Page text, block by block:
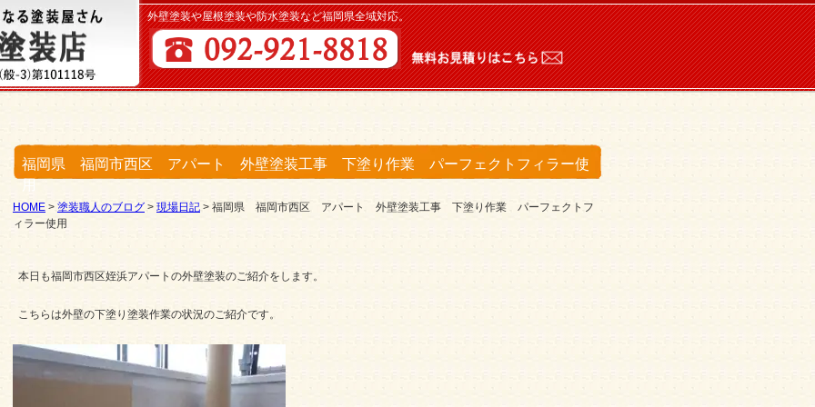
外壁塗装や屋根塗装や防水塗装など福岡県全域対応。
福岡県 福岡市西区 アパート 外壁塗装工事 下塗り作業 パーフェクトフィラー使
用
HOME > 塗装職人のブログ > 現場日記 > 福岡県 福岡市西区 アパート 外壁塗装工事 下塗り作業 パーフェクトフ
ィラー使用
本日も福岡市西区姪浜アパートの外壁塗装のご紹介をします。
こちらは外壁の下塗り塗装作業の状況のご紹介です。